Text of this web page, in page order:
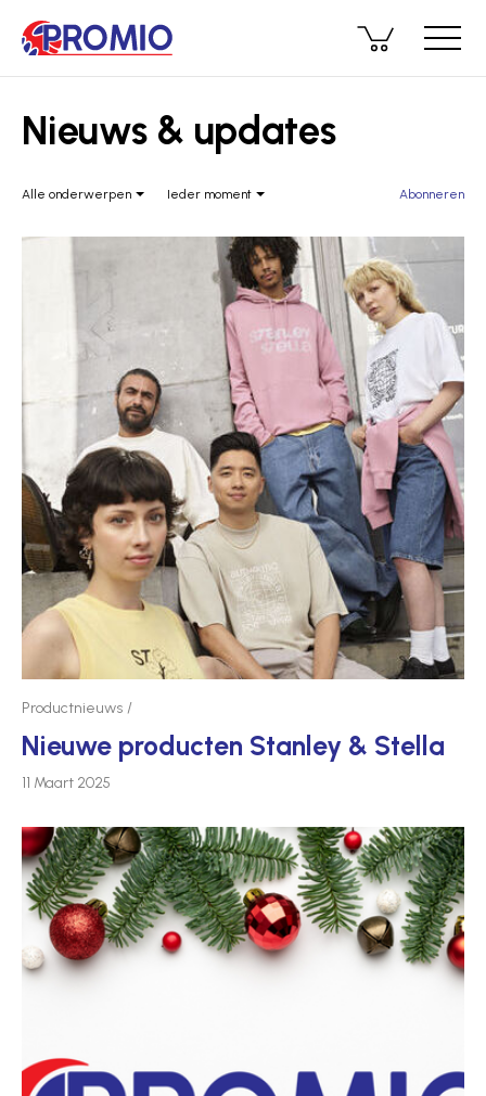
Nieuws & updates
Alle onderwerpen Ieder moment Abonneren
Productnieuws
Nieuwe producten Stanley & Stella
11 Maart 2025